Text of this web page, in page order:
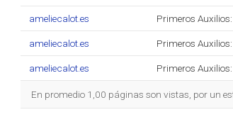
ameliecalot.es Primeros
ameliecalot.es Primeros
ameliecalot.es Primeros
En promedio 1,00 páginas son vistas, por un